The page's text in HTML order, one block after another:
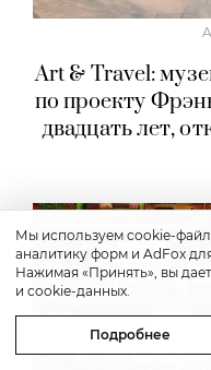
Art & Travel:
по проекту
двадцать лет,
Мы используем cookie-
аналитику форм и AdFox
Нажимая «Принять», вы
и cookie-данных.
Подробнее